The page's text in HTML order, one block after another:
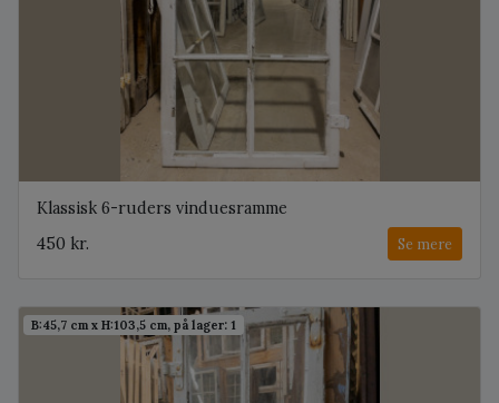
Klassisk 6-ruders vinduesramme
450 kr.
Se mere
B:45,7 cm x H:103,5 cm, på lager: 1